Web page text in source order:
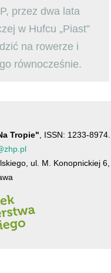
przez dwa lata
w Hufcu „Piast”
na rowerze i
równocześnie.
Tropie" , ISSN: 1233-8974.
ul. M. Konopnickiej 6,